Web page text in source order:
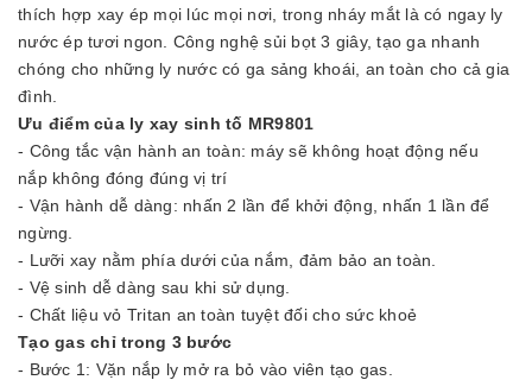
thích hợp xay ép mọi lúc mọi nơi, trong nháy mắt là có ngay ly
nước ép tươi ngon. Công nghệ sủi bọt 3 giây, tạo ga nhanh
chóng cho những ly nước có ga sảng khoái, an toàn cho cả gia
đình.
Ưu điểm của ly xay sinh tố MR9801
- Công tắc vận hành an toàn: máy sẽ không hoạt động nếu
nắp không đóng đúng vị trí
- Vận hành dễ dàng: nhấn 2 lần để khởi động, nhấn 1 lần để
ngừng.
- Lưỡi xay nằm phía dưới của nắm, đảm bảo an toàn.
- Vệ sinh dễ dàng sau khi sử dụng.
- Chất liệu vỏ Tritan an toàn tuyệt đối cho sức khoẻ
Tạo gas chỉ trong 3 bước
- Bước 1: Vặn nắp ly mở ra bỏ vào viên tạo gas.